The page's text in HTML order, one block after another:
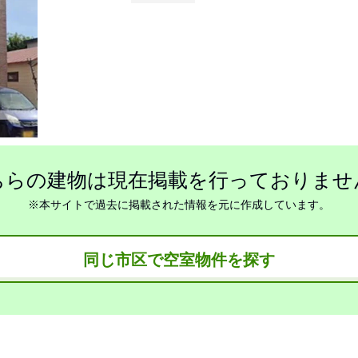
らの建物は現在掲載を行っておりませ
※本サイトで過去に掲載された情報を元に作成しています。
同じ市区で空室物件を探す